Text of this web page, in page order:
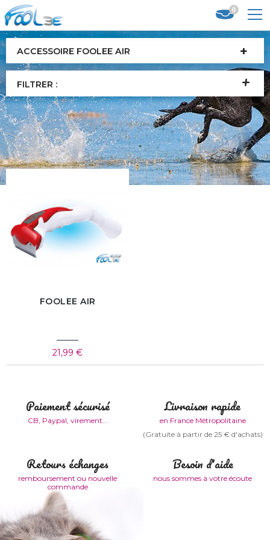
ACCESSOIRE FOOLEE AIR
FILTRER :
FOOLEE AIR
21,99 €
Paiement sécurisé
CB, Paypal, virement...
Livraison rapide
en France Métropolitaine
(Gratuite à partir de 25 € d'achats)
Retours échanges
remboursement ou nouvelle
commande
Besoin d'aide
nous sommes à votre écoute
0